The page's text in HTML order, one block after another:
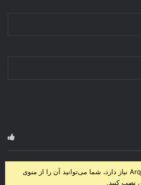
این ویجت به پلاگین Arqam Lite نیاز دارد، شما می‌توانید آن را از منوی
نصب کنید.